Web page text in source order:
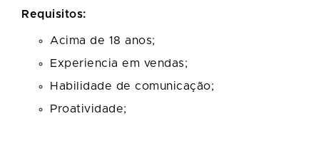
Requisitos:
Acima de 18 anos;
Experiencia em vendas;
Habilidade de comunicação;
Proatividade;